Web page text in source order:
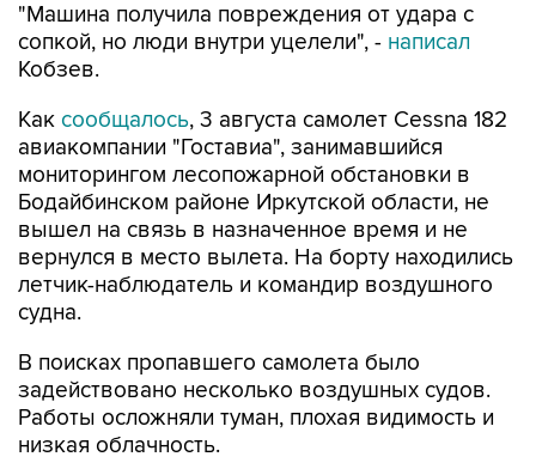
"Машина получила повреждения от удара с
сопкой, но люди внутри уцелели", - написал
Кобзев.
Как сообщалось, 3 августа самолет Cessna 182
авиакомпании "Гоставиа", занимавшийся
мониторингом лесопожарной обстановки в
Бодайбинском районе Иркутской области, не
вышел на связь в назначенное время и не
вернулся в место вылета. На борту находились
летчик-наблюдатель и командир воздушного
судна.
В поисках пропавшего самолета было
задействовано несколько воздушных судов.
Работы осложняли туман, плохая видимость и
низкая облачность.